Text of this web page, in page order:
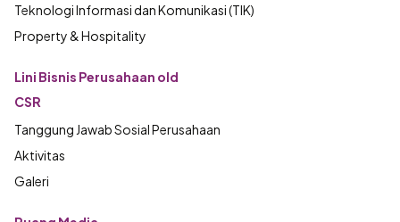
Teknologi Informasi dan Komunikasi (TIK)
Property & Hospitality
Lini Bisnis Perusahaan old
CSR
Tanggung Jawab Sosial Perusahaan
Aktivitas
Galeri